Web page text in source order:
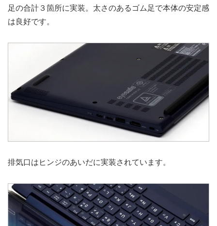
足の合計３箇所に実装。太さのあるゴム足で本体の安定感
は良好です。
排気口はヒンジのあいだに実装されています。